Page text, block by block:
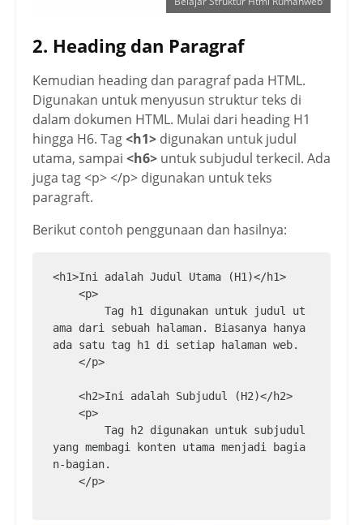
2. Heading dan Paragraf
Kemudian heading dan paragraf pada HTML.
Digunakan untuk menyusun struktur teks di
dalam dokumen HTML. Mulai dari heading H1
hingga H6. Tag<h1> digunakan untuk judul
utama, sampai <h6> untuk subjudul terkecil. Ada
juga tag <p> </p> digunakan untuk teks
paragraft.
Berikut contoh penggunaan dan hasilnya:
<h1>Ini adalah Judul Utama (H1)</h1>
ama dari sebuah halaman. Biasanya hanya
ada satu tag h1 di setiap halaman web.
yang membagi konten utama menjadi bagia
n-bagian.